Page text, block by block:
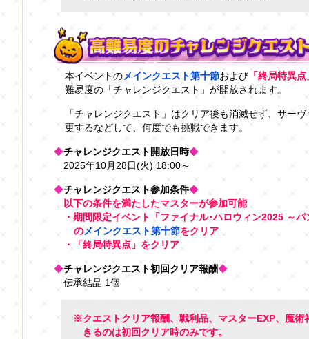
本イベントのメインクエスト第十節および 「終局特異
難易度の「チャレンジクエスト」が開放されます。
「チャレンジクエスト」はクリア後も消滅せず、サー
更するなどして、何度でも挑戦できます。
◆チャレンジクエスト開放日時◆
2025年10月28日(火) 18:00～
◆チャレンジクエスト参加条件◆
以下の条件を満たしたマスターが参加可能
・期間限定イベント「ファイナル･ハロウィン2025 ～
のメインクエスト第十節をクリア
・「終局特異点」をクリア
◆チャレンジクエスト初回クリア報酬◆
伝承結晶 1個
※クエストクリア報酬、戦利品、マスターEXP、魔術
きるのは初回クリア時のみです。